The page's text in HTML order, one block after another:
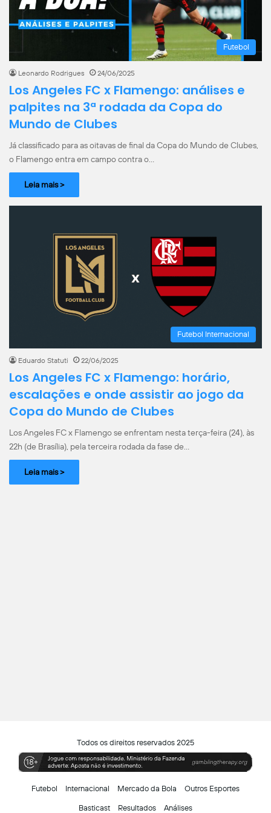
Futebol
Leonardo Rodrigues 24/06/2025
Los Angeles FC x Flamengo: análises e
palpites na 3ª rodada da Copa do
Mundo de Clubes
Já classificado para as oitavas de final da Copa do Mundo de Clubes,
o Flamengo entra em campo contra o…
Leia mais >
Futebol Internacional
Eduardo Statuti 22/06/2025
Los Angeles FC x Flamengo: horário,
escalações e onde assistir ao jogo da
Copa do Mundo de Clubes
Los Angeles FC x Flamengo se enfrentam nesta terça-feira (24), às
22h (de Brasília), pela terceira rodada da fase de…
Leia mais >
Todos os direitos reservados 2025
Futebol Internacional Mercado da Bola Outros Esportes
Basticast Resultados Análises